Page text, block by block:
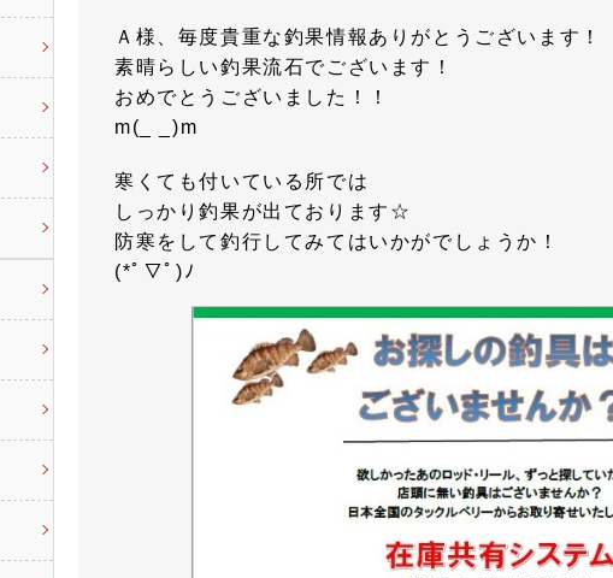
Ａ様、毎度貴重な釣果情報ありがとうございます！
素晴らしい釣果流石でございます！
おめでとうございました！！
m(_ _)m
寒くても付いている所では
しっかり釣果が出ております☆
防寒をして釣行してみてはいかがでしょうか！
(*ﾟ▽ﾟ)ﾉ